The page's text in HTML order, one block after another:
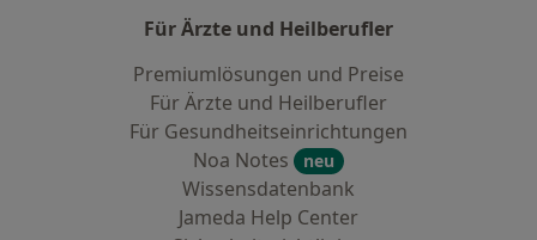
Für Ärzte und Heilberufler
Premiumlösungen und Preise
Für Ärzte und Heilberufler
Für Gesundheitseinrichtungen
Noa Notes
neu
Wissensdatenbank
Jameda Help Center